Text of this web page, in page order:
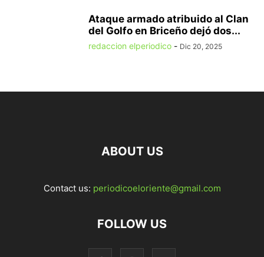
Ataque armado atribuido al Clan
del Golfo en Briceño dejó dos...
redaccion elperiodico - Dic 20, 2025
ABOUT US
Contact us: periodicoeloriente@gmail.com
FOLLOW US